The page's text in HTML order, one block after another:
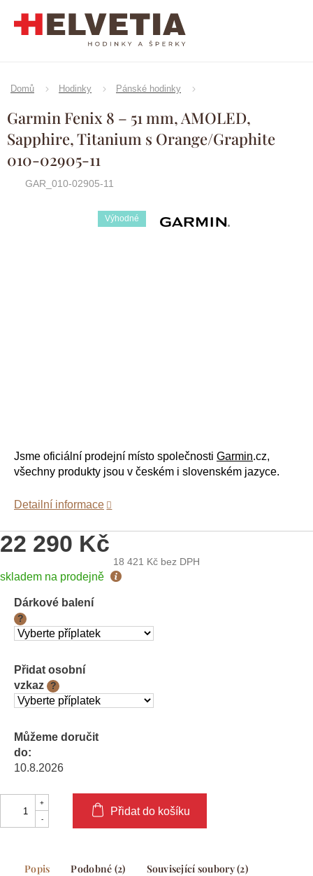
Domů Hodinky Pánské hodinky
Garmin Fenix 8 – 51 mm, AMOLED,
Sapphire, Titanium s Orange/Graphite
010-02905-11
GAR_010-02905-11
Výhodné Značka:Garmin
22 290 Kč
18 421 Kč bez DPH
Měrná
skladem na prodejně
Dárkové balení
?
Přidat osobní
vzkaz
?
Můžeme doručit
do:
10.8.2026
Přidat do košíku
Jsme oficiální prodejní místo společnosti Garmin.cz,
všechny produkty jsou v českém i slovenském jazyce.
Detailní informace
Popis Podobné (2) Související soubory (2)